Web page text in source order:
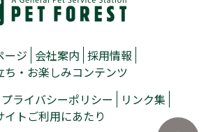
ージ 会社案内 採用情報
ち・お楽しみコンテンツ
プライバシーポリシー
リンク集
イトご利用にあたり